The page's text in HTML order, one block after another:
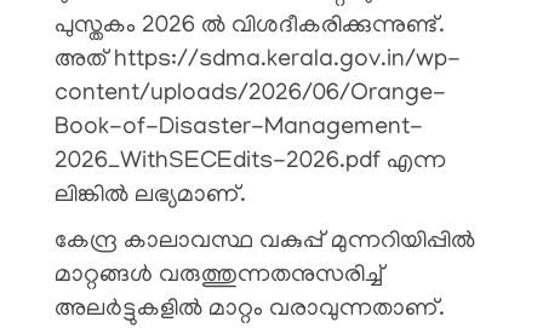
പുസ്തകം 2026 ൽ വിശദീകരിക്കുന്നുണ്ട്.
അത് https://sdma.kerala.gov.in/wp-
content/uploads/2026/06/Orange-
Book-of-Disaster-Management-
2026_WithSECEdits-2026.pdf എന്ന
ലിങ്കിൽ ലഭ്യമാണ്.
കേന്ദ്ര കാലാവസ്ഥ വകുപ്പ് മുന്നറിയിപ്പിൽ
മാറ്റങ്ങൾ വരുത്തുന്നതനുസരിച്ച്
അലർട്ടുകളിൽ മാറ്റം വരാവുന്നതാണ്.